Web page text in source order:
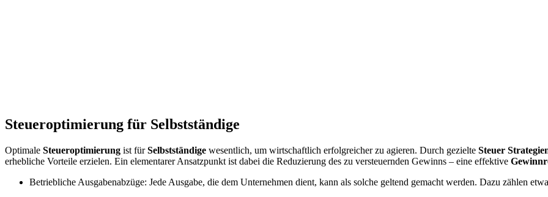
Steueroptimierung für Selbstständige
Optimale Steueroptimierung ist fürSelbstständige wesentlich, um wirtschaftlich erfolgreicher zu agieren. Durch gezielte Steuer
erhebliche Vorteile erzielen. Ein elementarer Ansatzpunkt ist dabei die Reduzierung des zu versteuernden Gewinns – eine effektive
Betriebliche Ausgabenabzüge: Jede Ausgabe, die dem Unternehmen dient, kann als solche geltend gemacht werden. Dazu zählen